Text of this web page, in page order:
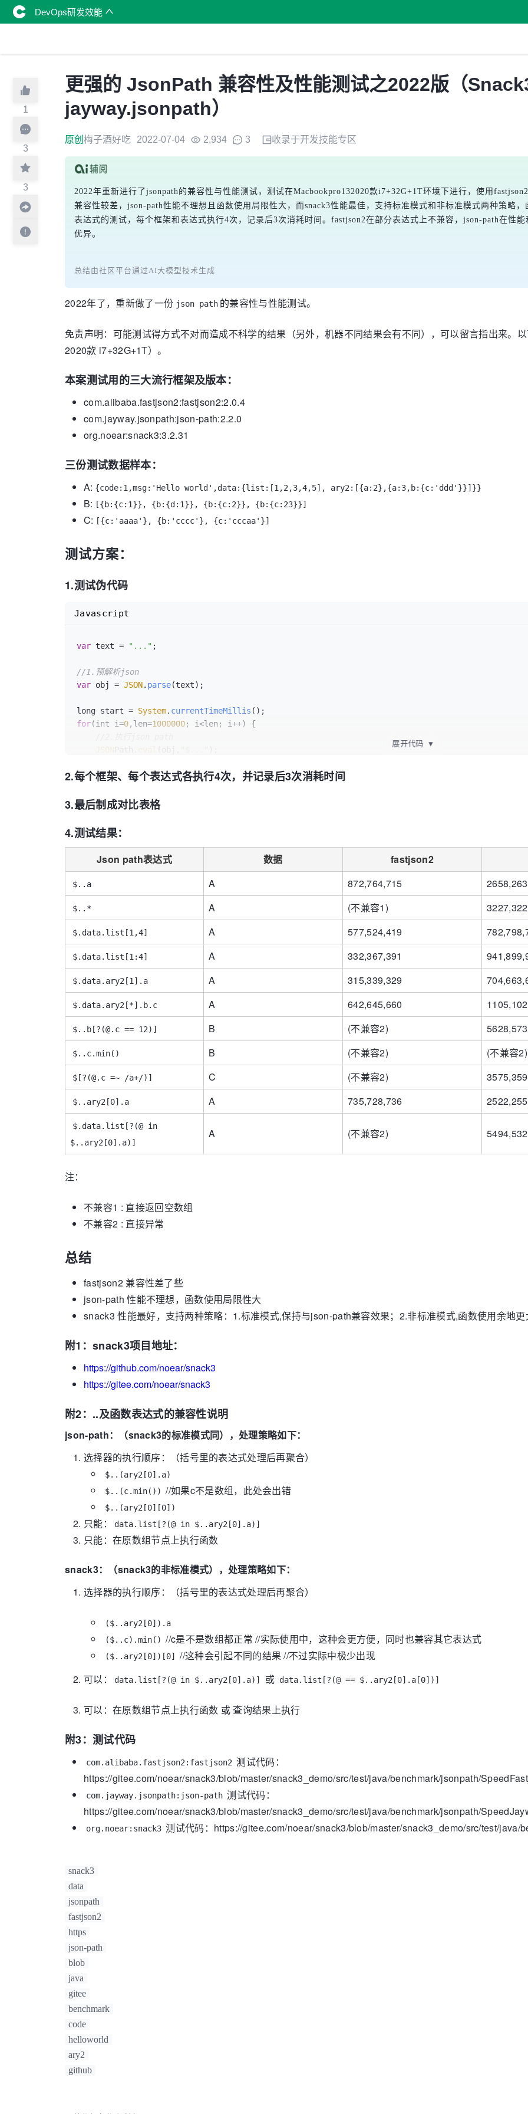
DevOps研发效能
1
3
3
更强的 JsonPath 兼容性及性能测试之2022版（
jayway.jsonpath）
原创 梅子酒好吃 2022-07-04 2,934 3 收录于开发技能专区
2022年重新进行了jsonpath的兼容性与性能测试，测试在Macbookpro132020款i7+32G+1T环境下进行，使用
兼容性较差，json-path性能不理想且函数使用局限性大，而snack3性能最佳，支持标准模式和非标准模式两种策略
表达式的测试，每个框架和表达式执行4次，记录后3次消耗时间。fastjson2在部分表达式上不兼容，json-path在性
优异。
总结由社区平台通过AI大模型技术生成
2022年了，重新做了一份 json path 的兼容性与性能测试。
免责声明：可能测试得方式不对而造成不科学的结果（另外，机器不同结果会有不同），可以留言指出来。
2020款 i7+32G+1T）。
本案测试用的三大流行框架及版本：
com.alibaba.fastjson2:fastjson2:2.0.4
com.jayway.jsonpath:json-path:2.2.0
org.noear:snack3:3.2.31
三份测试数据样本：
A: {code:1,msg:'Hello world',data:{list:[1,2,3,4,5], ary2:[{a:2},{a:3,b:{c:'ddd'}}]}}
B: [{b:{c:1}}, {b:{d:1}}, {b:{c:2}}, {b:{c:23}}]
C: [{c:'aaaa'}, {b:'cccc'}, {c:'cccaa'}]
测试方案：
1.测试伪代码
var text = "..." ;
//1.预解析json
var obj = JSON. parse(text);
long start = System. currentTimeMillis
for(int i=0,len=1000000; i<len; i++) {
JSON Path. eval
//3.100万次的消耗时间（记录的数值就是这个）
Javascript
展开代码 ▼
2.每个框架、每个表达式各执行4次，并记录后3次消耗时间
3.最后制成对比表格
4.测试结果：
Json path表达式 数据 fastjson2
$..a A 872,764,715
$..* A (不兼容1)
$.data.list[1,4] A 577,524,419
$.data.list[1:4] A 332,367,391
$.data.ary2[1].a A 315,339,329
$.data.ary2[*].b.c A 642,645,660
$..b[?(@.c == 12)] B (不兼容2)
$..c.min() B (不兼容2) (不兼容2)
$[?(@.c =~ /a+/)] C (不兼容2)
$..ary2[0].a A 735,728,736
$.data.list[?(@ in
$..ary2[0].a)]
A (不兼容2)
注：
不兼容1 : 直接返回空数组
不兼容2 : 直接异常
总结
fastjson2 兼容性差了些
json-path 性能不理想，函数使用局限性大
snack3 性能最好，支持两种策略：1.标准模式,保持与json-path兼容效果；2.非标准模式,函数使用余地更
附1：snack3项目地址：
https://github.com/noear/snack3
https://gitee.com/noear/snack3
附2：..及函数表达式的兼容性说明
json-path：（snack3的标准模式同），处理策略如下：
选择器的执行顺序：（括号里的表达式处理后再聚合）
$..(ary2[0].a)
$..(c.min()) //如果c不是数组，此处会出错
$..(ary2[0][0])
只能： data.list[?(@ in $..ary2[0].a)]
只能：在原数组节点上执行函数
snack3：（snack3的非标准模式），处理策略如下：
选择器的执行顺序：（括号里的表达式处理后再聚合）
($..ary2[0]).a
($..c).min() //c是不是数组都正常 //实际使用中，这种会更方便，同时也兼容其它表达式
($..ary2[0])[0]
//这种会引起不同的结果 //不过实际中极少出现
可以：
data.list[?(@ in $..ary2[0].a)] 或 data.list[?(@ == $..ary2[0].a[0])]
可以：在原数组节点上执行函数 或 查询结果上执行
附3：测试代码
com.alibaba.fastjson2:fastjson2 测试代码：
https://gitee.com/noear/snack3/blob/master/snack3_demo/src/test/java/benchmark/jsonpath/
com.jayway.jsonpath:json-path 测试代码：
https://gitee.com/noear/snack3/blob/master/snack3_demo/src/test/java/benchmark/jsonpath/
org.noear:snack3 测试代码：https://gitee.com/noear/snack3/blob/master/snack3_demo/src/test/
snack3
data
jsonpath
fastjson2
https
json-path
blob
java
gitee
benchmark
code
helloworld
ary2
github